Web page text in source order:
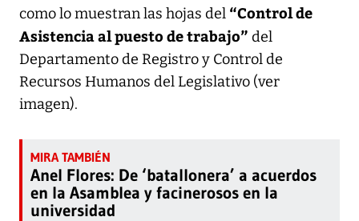
como lo muestran las hojas del “Control de
Asistencia al puesto de trabajo” del
Departamento de Registro y Control de
Recursos Humanos del Legislativo (ver
imagen).
Anel Flores: De ‘batallonera’ a acuerdos
en la Asamblea y facinerosos en la
universidad